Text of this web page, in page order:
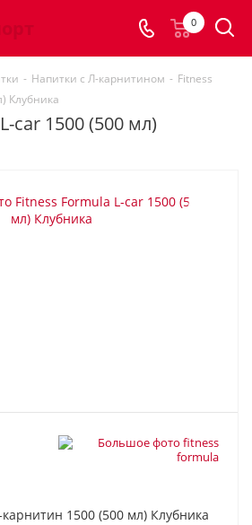
0
- Напитки с Л-карнитином - Fitness
Клубника
car 1500 (500 мл)
1500 (500 мл) Клубника